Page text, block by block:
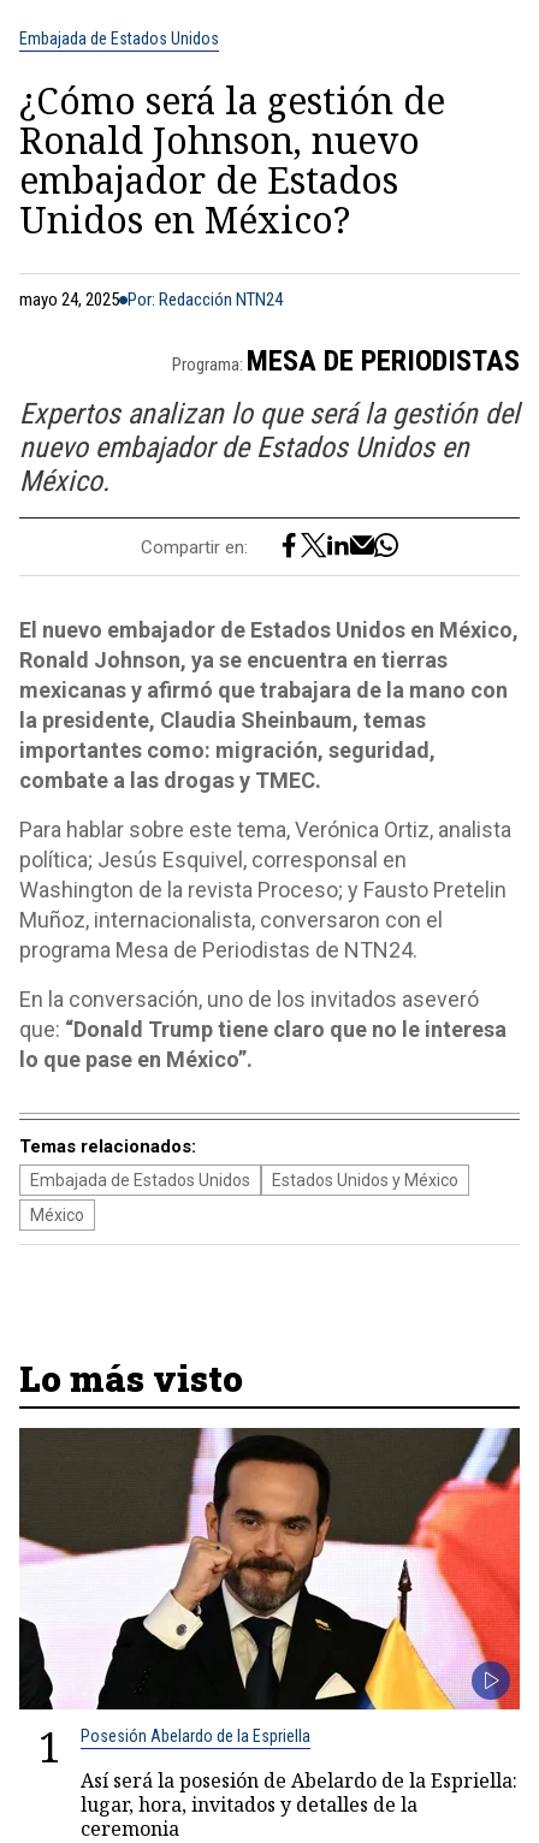
Embajada de Estados Unidos
¿Cómo será la gestión de
Ronald Johnson, nuevo
embajador de Estados
Unidos en México?
mayo 24, 2025 Por: Redacción NTN24
Programa: MESA DE PERIODISTAS
Expertos analizan lo que será la gestión del
nuevo embajador de Estados Unidos en
México.
Compartir en:
El nuevo embajador de Estados Unidos en México,
Ronald Johnson, ya se encuentra en tierras
mexicanas y afirmó que trabajara de la mano con
la presidente, Claudia Sheinbaum, temas
importantes como: migración, seguridad,
combate a las drogas y TMEC.
Para hablar sobre este tema, Verónica Ortiz, analista
política; Jesús Esquivel, corresponsal en
Washington de la revista Proceso; y Fausto Pretelin
Muñoz, internacionalista, conversaron con el
programa Mesa de Periodistas de NTN24.
En la conversación, uno de los invitados aseveró
que: “Donald Trump tiene claro que no le interesa
lo que pase en México”.
Temas relacionados:
Embajada de Estados Unidos
Estados Unidos y México
México
Lo más visto
1 Posesión Abelardo de la Espriella
Así será la posesión de Abelardo de la Espriella:
lugar, hora, invitados y detalles de la
ceremonia